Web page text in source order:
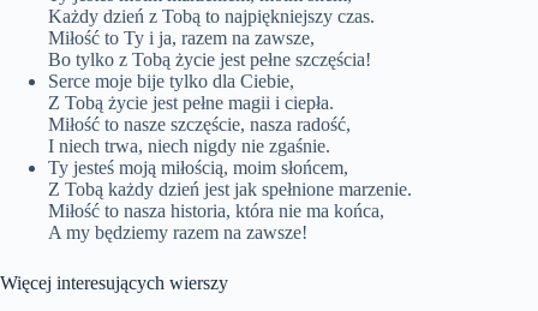
Każdy dzień z Tobą to najpiękniejszy czas.
Miłość to Ty i ja, razem na zawsze,
Bo tylko z Tobą życie jest pełne szczęścia!
Serce moje bije tylko dla Ciebie,
Z Tobą życie jest pełne magii i ciepła.
Miłość to nasze szczęście, nasza radość,
I niech trwa, niech nigdy nie zgaśnie.
Ty jesteś moją miłością, moim słońcem,
Z Tobą każdy dzień jest jak spełnione marzenie.
Miłość to nasza historia, która nie ma końca,
A my będziemy razem na zawsze!
Więcej interesujących wierszy